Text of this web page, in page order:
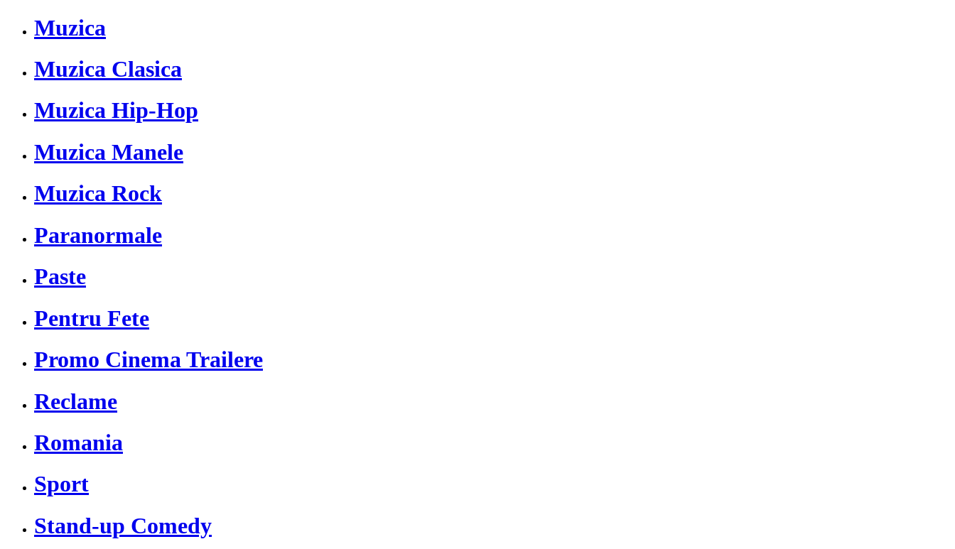
Muzica
Muzica Clasica
Muzica Hip-Hop
Muzica Manele
Muzica Rock
Paranormale
Paste
Pentru Fete
Promo Cinema Trailere
Reclame
Romania
Sport
Stand-up Comedy